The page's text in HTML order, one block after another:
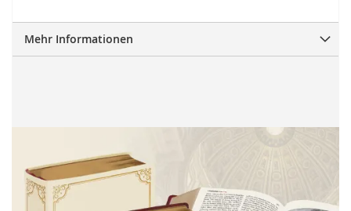
Mehr Informationen